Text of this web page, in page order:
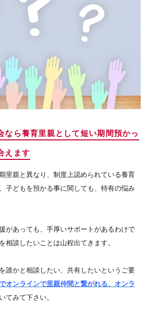
なら養育里親として短い期間預かっ
えます
里親と異なり、制度上認められている養育
子どもを預かる事に関しても、特有の悩み
があっても、手厚いサポートがあるわけで
相談したいことは山程出てきます。
誰かと相談したい、共有したいというご要
オンラインで里親仲間と繋がれる、オンラ
てみて下さい。